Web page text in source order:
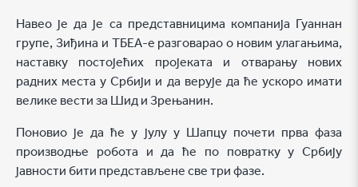
Навео је да је са представницима компанија Гуаннан
групе, Зиђина и ТБЕА-е разговарао о новим улагањима,
наставку постојећих пројеката и отварању нових
радних места у Србији и да верује да ће ускоро имати
велике вести за Шид и Зрењанин.
Поновио је да ће у јулу у Шапцу почети прва фаза
производње робота и да ће по повратку у Србију
јавности бити представљене све три фазе.